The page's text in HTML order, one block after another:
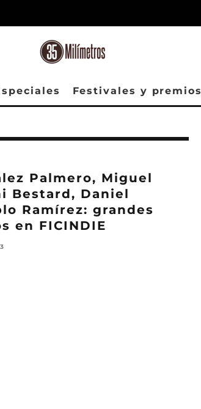
Festivales y premios
Palmero, Miguel
Bestard, Daniel
Ramírez: grandes
en FICINDIE